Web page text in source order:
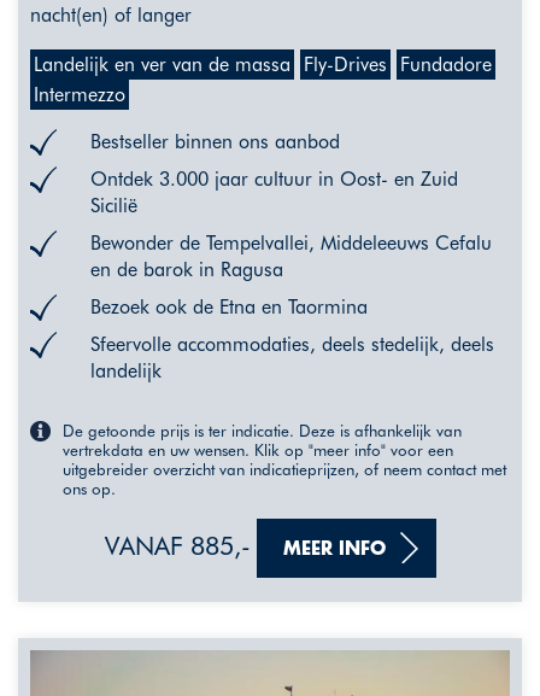
nacht(en) of langer
Landelijk en ver van de massa Fly-Drives
Fundadore
Intermezzo
Bestseller binnen ons aanbod
Ontdek 3.000 jaar cultuur in Oost- en Zuid
Sicilië
Bewonder de Tempelvallei, Middeleeuws Cefalu
en de barok in Ragusa
Bezoek ook de Etna en Taormina
Sfeervolle accommodaties, deels stedelijk, deels
landelijk
De getoonde prijs is ter indicatie. Deze is afhankelijk van
vertrekdata en uw wensen. Klik op "meer info" voor een
uitgebreider overzicht van indicatieprijzen, of neem contact met
ons op.
VANAF 885,- MEER INFO